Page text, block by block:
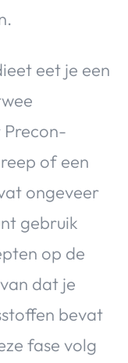
eet je een
of een
ongeveer
gebruik
op de
dat je
bevat
fase volg